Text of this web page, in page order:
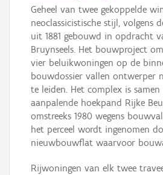
Geheel van twee gekoppelde
neoclassicistische stijl, volgens
uit 1881 gebouwd in opdracht
Bruynseels. Het bouwproject
vier beluikwoningen op de
bouwdossier vallen ontwerper
te leiden. Het complex is
aanpalende hoekpand Rijke
omstreeks 1980 wegens
het perceel wordt ingenomen
nieuwbouwflat waarvoor
Rijwoningen van elk twee